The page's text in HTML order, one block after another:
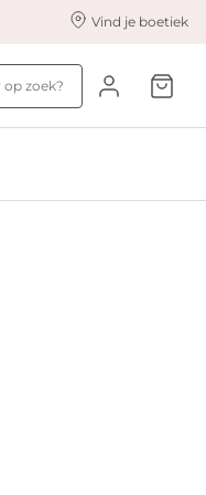
Vind je boetiek
op zoek?